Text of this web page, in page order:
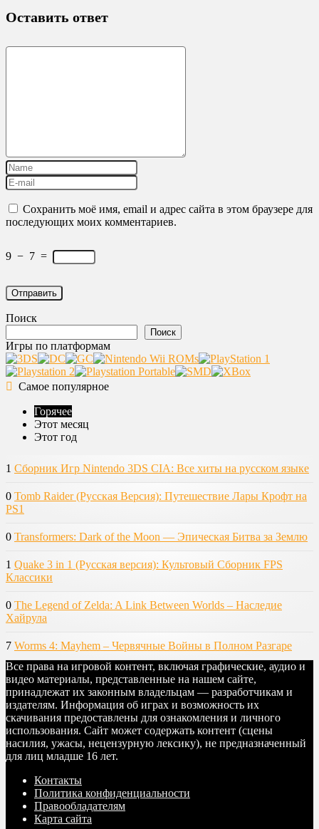
Оставить ответ
Сохранить моё имя, email и адрес сайта в этом браузере для
последующих моих комментариев.
9 − 7 =
Поиск
Поиск
Игры по платформам
Самое популярное
Горячее
Этот месяц
Этот год
1 Сборник Игр Nintendo 3DS CIA: Все хиты на русском языке
0 Tomb Raider (Русская Версия): Путешествие Лары Крофт на
PS1
0 Transformers: Dark of the Moon — Эпическая Битва за Землю
1 Quake 3 in 1 (Русская версия): Культовый Сборник FPS
Классики
0 The Legend of Zelda: A Link Between Worlds – Наследие
Хайрула
7 Worms 4: Mayhem – Червячные Войны в Полном Разгаре
Все права на игровой контент, включая графические, аудио и
видео материалы, представленные на нашем сайте,
принадлежат их законным владельцам — разработчикам и
издателям. Информация об играх и возможность их
скачивания предоставлены для ознакомления и личного
использования. Сайт может содержать контент (сцены
насилия, ужасы, нецензурную лексику), не предназначенный
для лиц младше 16 лет.
Контакты
Политика конфиденциальности
Правообладателям
Карта сайта